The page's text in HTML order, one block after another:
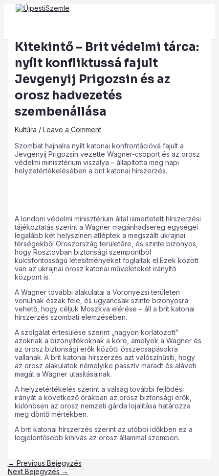
Skip
Main
Menu
Kitekintő – Brit védelmi tárca:
nyílt konfliktussá fajult
Jevgenyij Prigozsin és az
orosz hadvezetés
szembenállása
Kultúra / Leave a Comment
Szombat hajnalra nyílt katonai konfrontációvá fajult a
Jevgenyij Prigozsin vezette Wagner-csoport és az orosz
védelmi minisztérium viszálya – állapította meg napi
helyzetértékelésében a brit katonai hírszerzés.
A londoni védelmi minisztérium által ismertetett hírszerzési
tájékoztatás szerint a Wagner magánhadsereg egységei
legalább két helyszínen átléptek a megszállt ukrajnai
térségekből Oroszország területére, és szinte bizonyos,
hogy Rosztovban biztonsági szempontból
kulcsfontosságú létesítményeket foglaltak el.Ezek között
van az ukrajnai orosz katonai műveleteket irányító
központ is.
A Wagner további alakulatai a Voronyezsi területen
vonulnak észak felé, és ugyancsak szinte bizonyosra
vehető, hogy céljuk Moszkva elérése – áll a brit katonai
hírszerzés szombati elemzésében.
A szolgálat értesülése szerint „nagyon korlátozott”
azoknak a bizonyítékoknak a köre, amelyek a Wagner és
az orosz biztonsági erők közötti összecsapásokra
vallanak. A brit katonai hírszerzés azt valószínűsíti, hogy
az orosz alakulatok némelyike passzív maradt és aláveti
magát a Wagner utasításainak.
A helyzetértékelés szerint a válság további fejlődési
irányát a következő órákban az orosz biztonsági erők,
különösen az orosz nemzeti gárda lojalitása határozza
meg döntő mértékben.
A brit katonai hírszerzés szerint az utóbbi időkben ez a
legjelentősebb kihívás az orosz állammal szemben.
Post
navigation
← Previous Bejegyzés
Next Bejegyzés →
Type
here..
Name*
Email*
Website